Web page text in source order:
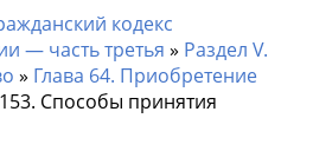
кодекс
— часть третья » Раздел V.
» Глава 64. Приобретение
Способы принятия